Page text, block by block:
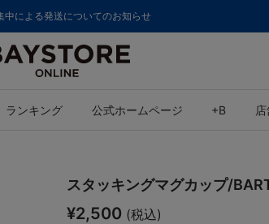
中による発送についてのお知らせ
ランキング 公式ホームページ +B
スタッキングマグカップ/
¥2,500 (税込)